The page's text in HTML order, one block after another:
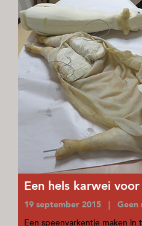
Een hels karwei
19 september 2015 | Geen
Een speenvarkentje maken